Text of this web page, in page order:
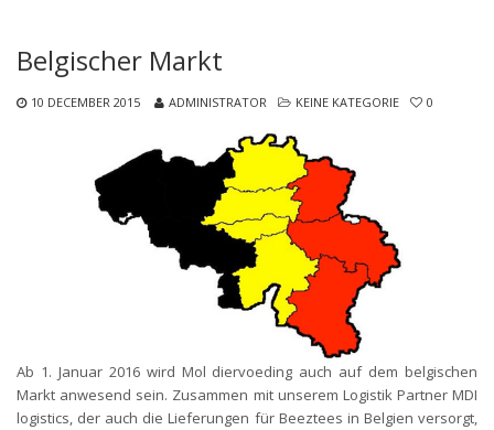
Belgischer Markt
10 DECEMBER 2015 ADMINISTRATOR KEINE KATEGORIE 0
Ab 1. Januar 2016 wird Mol diervoeding auch auf dem belgischen
Markt anwesend sein. Zusammen mit unserem Logistik Partner MDI
logistics, der auch die Lieferungen für Beeztees in Belgien versorgt,